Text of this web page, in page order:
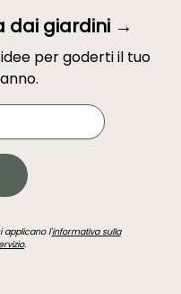
dai giardini →
per goderti il tuo
applicano l'informativa sulla
.